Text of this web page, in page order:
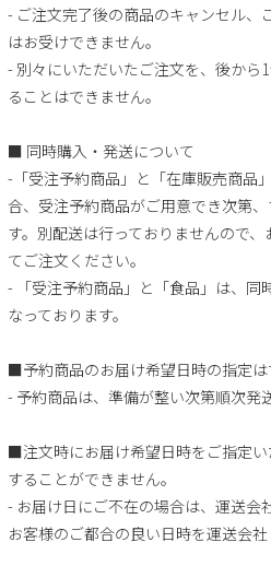
- ご注文完了後の商品のキャンセル、
はお受けできません。
- 別々にいただいたご注文を、後から
ることはできません。
■ 同時購入・発送について
-「受注予約商品」と「在庫販売商品
合、受注予約商品がご用意でき次第
す。別配送は行っておりませんので
てご注文ください。
- 「受注予約商品」と「食品」は、同
なっております。
■予約商品のお届け希望日時の指定は
- 予約商品は、準備が整い次第順次発
■注文時にお届け希望日時をご指定
することができません。
- お届け日にご不在の場合は、運送会
お客様のご都合の良い日時を運送会社